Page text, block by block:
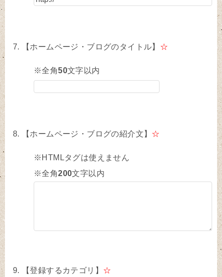
【ホームページ・ブログのタイトル】 ☆
※全角50文字以内
【ホームページ・ブログの紹介文】 ☆
※HTMLタグは使えません
※全角200文字以内
【登録するカテゴリ】 ☆